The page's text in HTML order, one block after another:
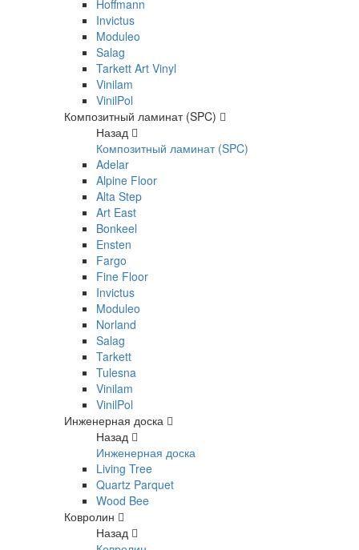
Hoffmann
Invictus
Moduleo
Salag
Tarkett Art Vinyl
Vinilam
VinilPol
Композитный ламинат (SPC)
Назад
Композитный ламинат (SPC)
Adelar
Alpine Floor
Alta Step
Art East
Bonkeel
Ensten
Fargo
Fine Floor
Invictus
Moduleo
Norland
Salag
Tarkett
Tulesna
Vinilam
VinilPol
Инженерная доска
Назад
Инженерная доска
Living Tree
Quartz Parquet
Wood Bee
Ковролин
Назад